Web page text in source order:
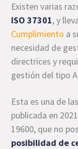
Existen varias
ISO 37301, y
Cumplimiento a
necesidad de
directrices y
gestión del tipo
Esta es una de
publicada en
19600, que no
posibilidad de